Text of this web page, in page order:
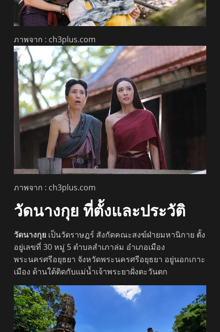
ภาพจาก : ch3plus.com
ภาพจาก : ch3plus.com
วัดนางกุย ที่ตั้งและประวัติ
วัดนางกุย เป็นวัดราษฎร์ สังกัดคณะสงฆ์ฝ่ายมหานิกาย ตั้ง
อยู่เลขที่ 30 หมู่ 5 ตำบลสำเภาล่ม อำเภอเมือง
พระนครศรีอยุธยา จังหวัดพระนครศรีอยุธยา อยู่นอกเกาะ
เมือง ด้านใต้ติดกับแม่น้ำเจ้าพระยาฝั่งตะวันตก